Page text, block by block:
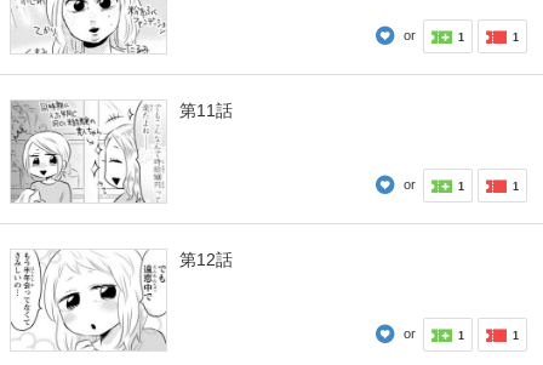
or 1 1
第11話
or 1 1
第12話
or 1 1